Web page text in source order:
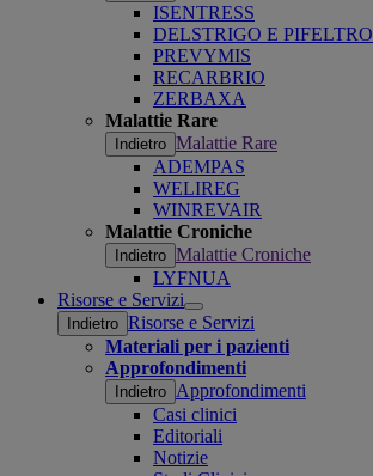
ISENTRESS
DELSTRIGO E PIFELTRO
PREVYMIS
RECARBRIO
ZERBAXA
Malattie Rare
Indietro Malattie Rare
ADEMPAS
WELIREG
WINREVAIR
Malattie Croniche
Indietro Malattie Croniche
LYFNUA
Risorse e Servizi
Open
submenu
Indietro Risorse e Servizi
Materiali per i pazienti
Approfondimenti
Indietro Approfondimenti
Casi clinici
Editoriali
Notizie